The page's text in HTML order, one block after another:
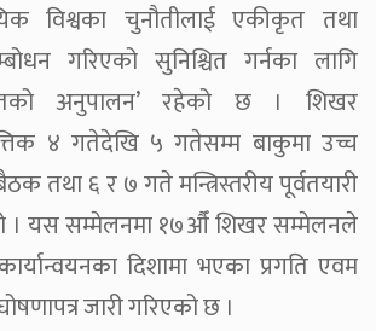
विश्वका चुनौतीलाई एकीकृत तथा
गरिएको सुनिश्चित गर्नका लागि
अनुपालन’ रहेको छ । शिखर
४ गतेदेखि ५ गतेसम्म बाकुमा उच्च
तथा ६ र ७ गते मन्त्रिस्तरीय पूर्वतयारी
। यस सम्मेलनमा १७औँ शिखर सम्मेलनले
दिशामा भएका प्रगति एवम
जारी गरिएको छ ।